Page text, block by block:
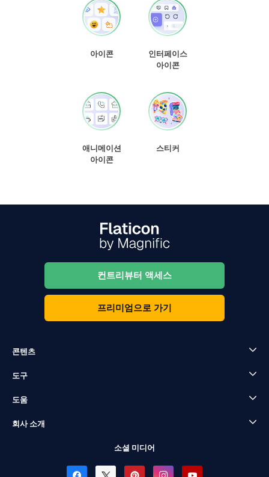
아이콘
인터페이스
아이콘
애니메이션
아이콘
스티커
컨트리뷰터 액세스
프리미엄으로 가기
콘텐츠
도구
도움
회사 소개
소셜 미디어